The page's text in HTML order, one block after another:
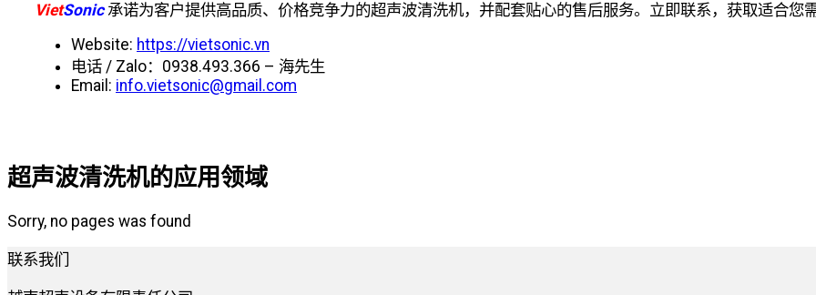
VietSonic承诺为客户提供高品质、价格竞争力的超声波清洗机，并配套贴心的售后服务。立即联系，获取适合您
Website: https://vietsonic.vn
电话 / Zalo：0938.493.366 – 海先生
Email: info.vietsonic@gmail.com
超声波清洗机的应用领域
Sorry, no pages was found
联系我们